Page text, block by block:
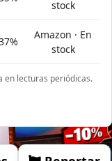
stock
Amazon · En
stock
en lecturas periódicas.